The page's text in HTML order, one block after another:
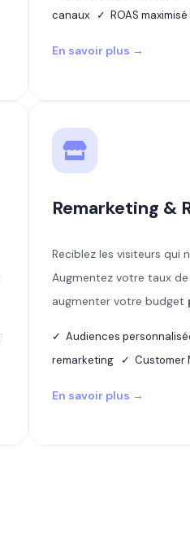
canaux ✓ ROAS maximisé
En savoir plus →
Remarketing &
Reciblez les visiteurs qui
Augmentez votre taux
augmenter votre budget
✓ Audiences
remarketing ✓ Customer
En savoir plus →